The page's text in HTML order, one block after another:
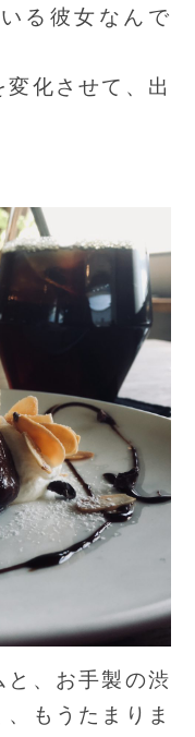
る彼女なんで
化させて、出
、お手製の渋
もうたまりま